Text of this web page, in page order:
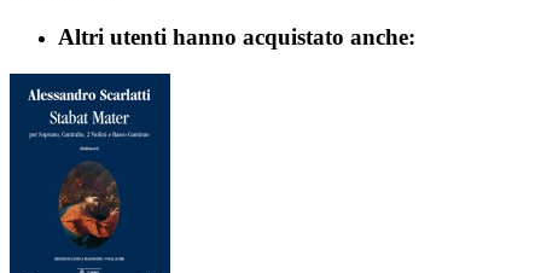
Altri utenti hanno acquistato anche: